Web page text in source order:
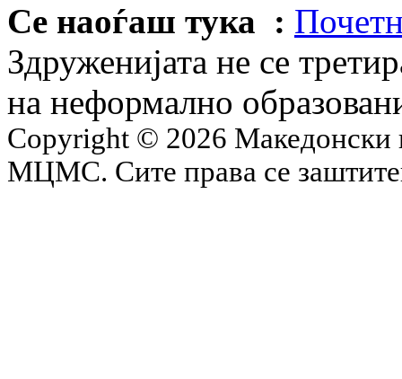
Се наоѓаш тука :
Здруженијата не се
на неформално
Copyright © 2026 Македонски
МЦМС. Сите права се